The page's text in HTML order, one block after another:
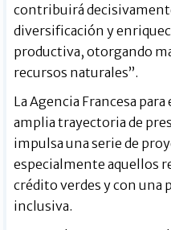
contribuirá
diversificación y
productiva, otorgando
recursos naturales”.
La Agencia Francesa
amplia trayectoria de
impulsa una serie de
especialmente aquellos
crédito verdes y con una
inclusiva.